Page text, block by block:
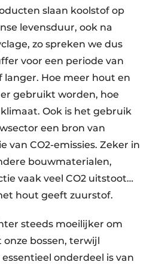
slaan koolstof op
levensduur, ook na
zo spreken we dus
voor een periode van
langer. Hoe meer hout en
gebruikt worden, hoe
Ook is het gebruik
een bron van
van CO2-emissies. Zeker in
bouwmaterialen,
vaak veel CO2 uitstoot…
hout geeft zuurstof.
steeds moeilijker om
bossen, terwijl
onderdeel is van